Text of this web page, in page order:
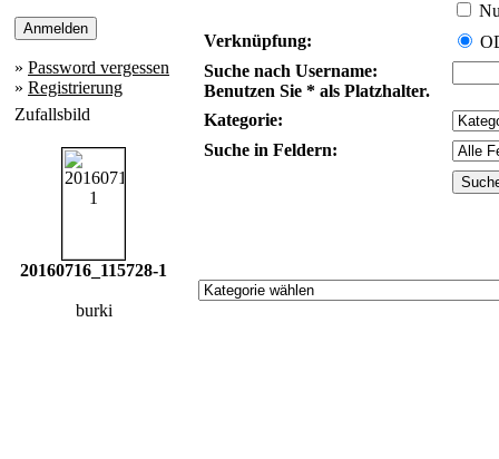
» Password vergessen
» Registrierung
Zufallsbild
20160716_115728-1
burki
Verknüpfung:
Suche nach Username:
Benutzen Sie * als Platzhalter.
Kategorie:
Suche in Feldern: